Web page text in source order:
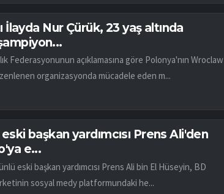
İlayda Nur Çürük, 23 yaş altında
Federasyonunun açıklamasına göre Polonya'nın Wroclaw
organizasyonda mücadele eden m...
eski başkan yardımcısı Prens Ali'den
e...
eski başkan yardımcısı Prens Ali bin El Hüseyin, BD
sosyal medy platformundaki he...